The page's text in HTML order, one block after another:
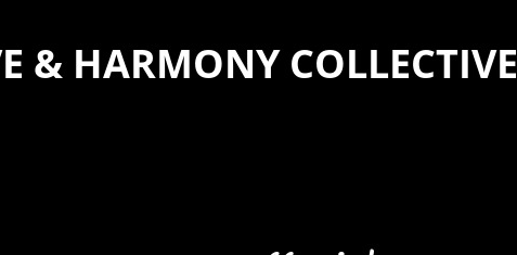
& HARMONY COLLECTIVE